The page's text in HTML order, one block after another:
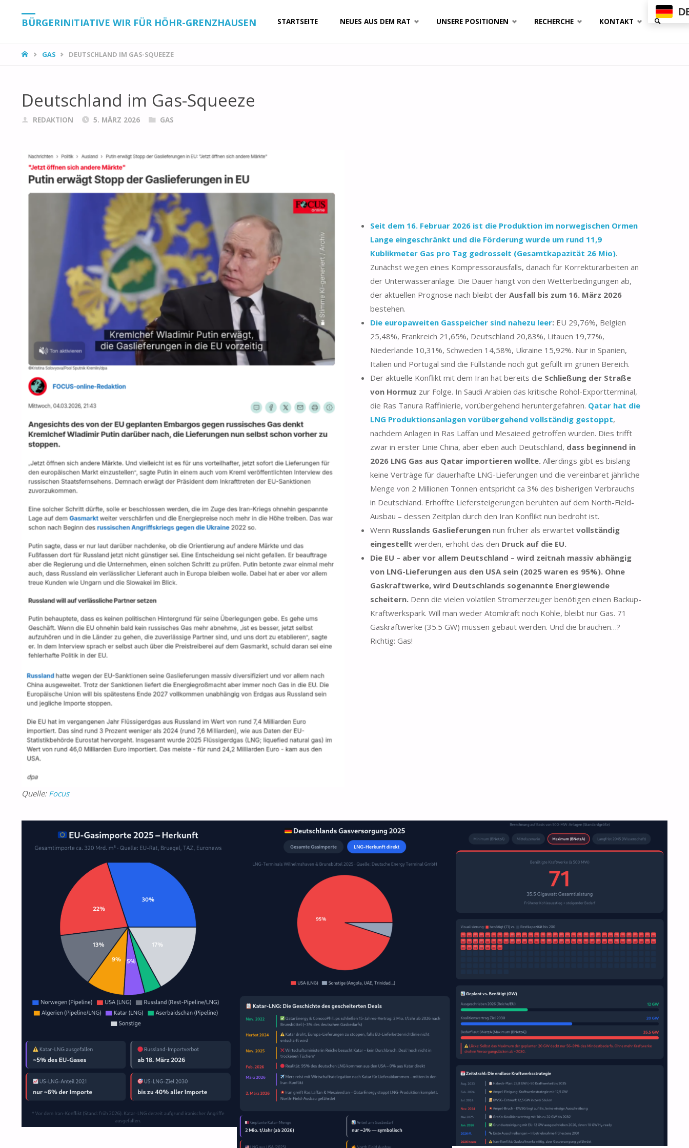
BÜRGERINITIATIVE WIR FÜR HÖHR-GRENZHAUSEN STARTSEITE NEUES AUS DEM RAT UNSERE POSITIONEN RECHERCHE KONTAKT
START
GAS DEUTSCHLAND IM GAS-SQUEEZE
Deutschland im Gas-Squeeze
REDAKTION 5. MÄRZ 2026 GAS
Seit dem 16. Februar 2026 ist die Produktion im norwegischen Ormen
Lange eingeschränkt und die Förderung wurde um rund 11,9
Kublikmeter Gas pro Tag gedrosselt (Gesamtkapazität 26 Mio).
Zunächst wegen eines Kompressorausfalls, danach für Korrekturarbeiten an
der Unterwasseranlage. Die Dauer hängt von den Wetterbedingungen ab,
der aktuellen Prognose nach bleibt derAusfall bis zum 16. März 2026
bestehen.
Die europaweiten Gasspeicher sind nahezu leer: EU 29,76%, Belgien
25,48%, Frankreich 21,65%, Deutschland 20,83%, Litauen 19,77%,
Niederlande 10,31%, Schweden 14,58%, Ukraine 15,92%. Nur in Spanien,
Italien und Portugal sind die Füllstände noch gut gefüllt im grünen Bereich.
Der aktuelle Konflikt mit dem Iran hat bereits die Schließung der Straße
von Hormuz zur Folge. In Saudi Arabien das kritische Rohöl-Exportterminal,
die Ras Tanura Raffinierie, vorübergehend heruntergefahren. Qatar hat die
LNG Produktionsanlagen vorübergehend vollständig gestoppt,
nachdem Anlagen in Ras Laffan und Mesaieed getroffen wurden. Dies trifft
zwar in erster Linie China, aber eben auch Deutschland, dass beginnend in
2026 LNG Gas aus Qatar importieren wollte. Allerdings gibt es bislang
keine Verträge für dauerhafte LNG-Lieferungen und die vereinbaret jährliche
Menge von 2 Millionen Tonnen entspricht ca 3% des bisherigen Verbrauchs
in Deutschland. Erhoffte Liefersteigerungen beruhten auf dem North-Field-
Ausbau – dessen Zeitplan durch den Iran Konflikt nun bedroht ist.
Wenn Russlands Gaslieferungen nun früher als erwartetvollständig
eingestellt werden, erhöht das den Druck auf die EU.
Die EU – aber vor allem Deutschland – wird zeitnah massiv abhängig
von LNG-Lieferungen aus den USA sein (2025 waren es 95%). Ohne
Gaskraftwerke, wird Deutschlands sogenannte Energiewende
scheitern. Denn die vielen volatilen Stromerzeuger benötigen einen Backup-
Kraftwerkspark. Will man weder Atomkraft noch Kohle, bleibt nur Gas. 71
Gaskraftwerke (35.5 GW) müssen gebaut werden. Und die brauchen…?
Richtig: Gas!
Quelle: Focus